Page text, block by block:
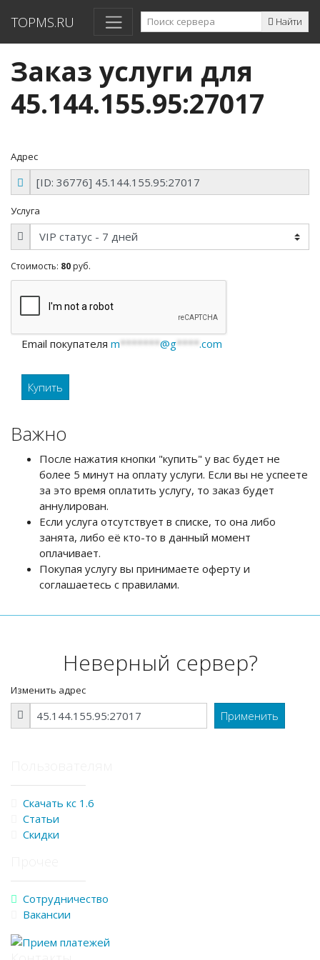
TOPMS.RU Найти
Заказ услуги для
45.144.155.95:27017
Адрес
Услуга
Стоимость: 80 руб.
Email покупателя m*******@g****.com
Важно
После нажатия кнопки "купить" у вас будет не
более 5 минут на оплату услуги. Если вы не успеете
за это время оплатить услугу, то заказ будет
аннулирован.
Если услуга отсутствует в списке, то она либо
занята, либо её кто-то в данный момент
оплачивает.
Покупая услугу вы принимаете оферту и
соглашаетесь с правилами.
Неверный сервер?
Изменить адрес
Скачать кс 1.6
Статьи
Скидки
Сотрудничество
Вакансии